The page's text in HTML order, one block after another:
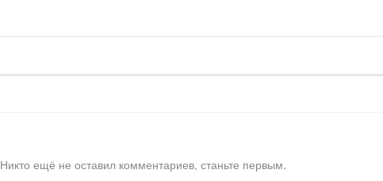
Никто ещё не оставил комментариев, станьте первым.